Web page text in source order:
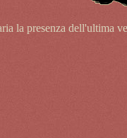
la presenza dell'ultima